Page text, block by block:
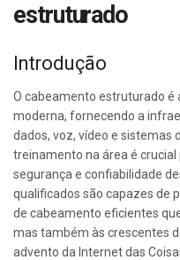
estruturado
Introdução
O cabeamento estruturado é
moderna, fornecendo a
dados, voz, vídeo e sistemas
treinamento na área é
segurança e confiabilidade
qualificados são capazes de
de cabeamento eficientes
mas também às crescentes
advento da Internet das